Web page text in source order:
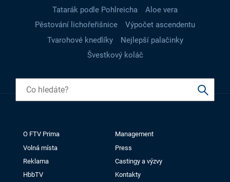
Tatarák podle Pohlreicha
Aloe vera
Pěstování lichořeřišnice
Výpočet ascendentu
Tvarohové knedlíky
Nejlepší palačinky
Švestkový koláč
O FTV Prima
Management
Volná místa
Press
Reklama
Castingy a výzvy
HbbTV
Kontakty